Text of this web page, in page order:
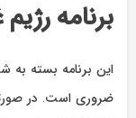
برنامه
این برنامه بسته به
ضروری است. در